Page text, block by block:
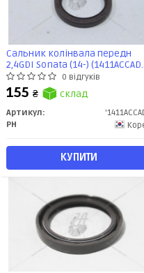
Сальник колінвала передн
2,4GDI Sonata (14-)
PH
0 відгуків
155 ₴ склад
Артикул:
PH
КУПИТИ